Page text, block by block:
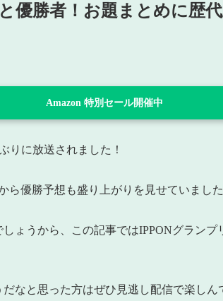
優勝者！お題まとめに歴代
Amazon 特別セール開催中
りに放送されました！
ら優勝予想も盛り上がりを見せていまし
ょうから、この記事ではIPPONグランプ
なと思った方はぜひ見逃し配信で楽しん